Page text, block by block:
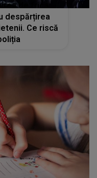
de frica
despărțirea
Ce riscă